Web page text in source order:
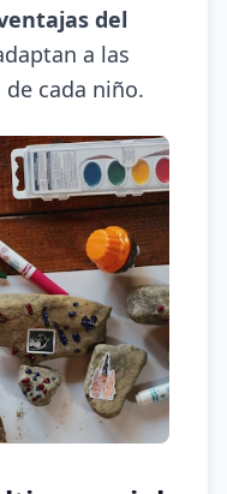
del
a las
cada niño.